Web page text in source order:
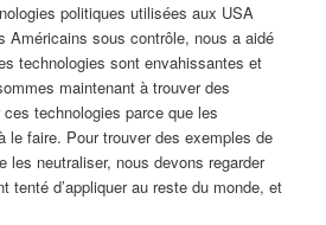
politiques utilisées aux USA
Américains sous contrôle, nous a aidé
technologies sont envahissantes et
maintenant à trouver des
technologies parce que les
le faire. Pour trouver des exemples de
les neutraliser, nous devons regarder
tenté d’appliquer au reste du monde, et